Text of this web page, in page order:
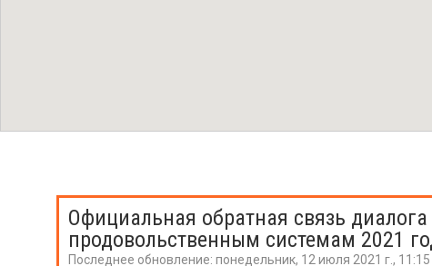
Официальная обратная связь
продовольственным системам 2021
Последнее обновление: понедельник, 12 июля 2021 г., 11:15